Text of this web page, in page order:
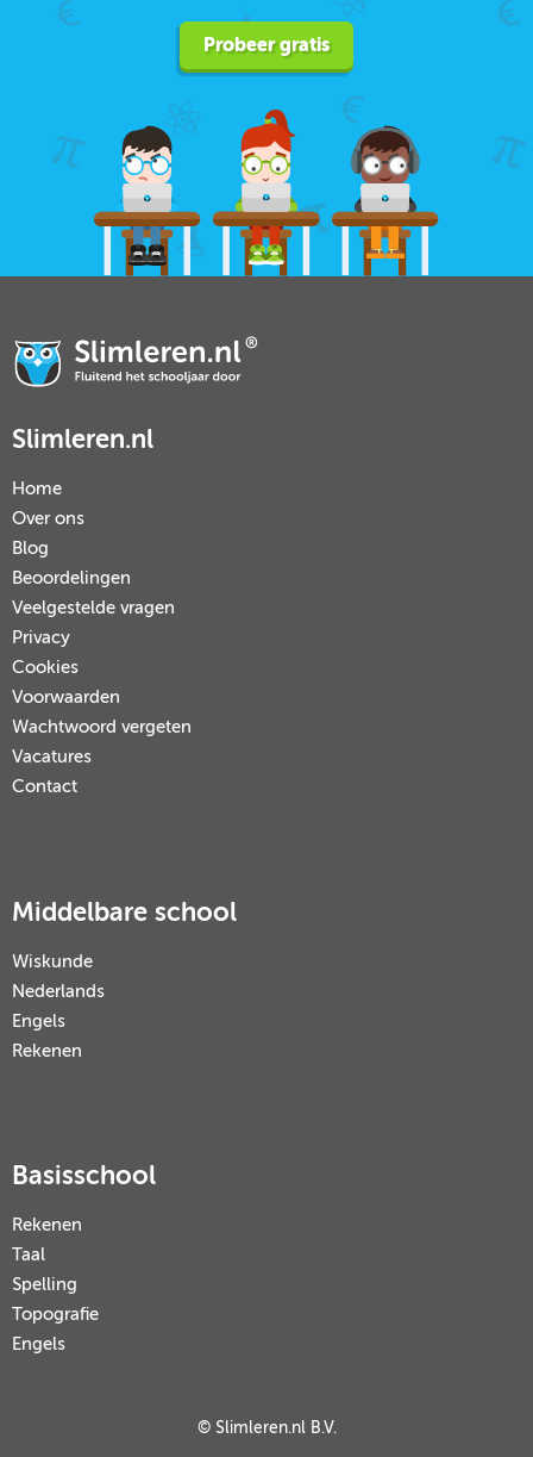
Probeer gratis
Slimleren.nl
Home
Over ons
Blog
Beoordelingen
Veelgestelde vragen
Privacy
Cookies
Voorwaarden
Wachtwoord vergeten
Vacatures
Contact
Middelbare school
Wiskunde
Nederlands
Engels
Rekenen
Basisschool
Rekenen
Taal
Spelling
Topografie
Engels
© Slimleren.nl B.V.